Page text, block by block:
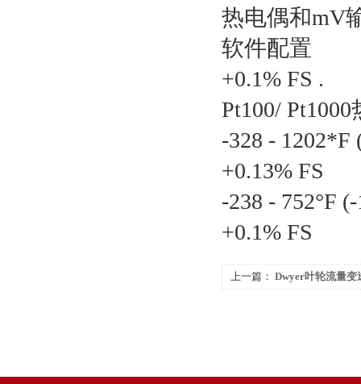
热电偶和mV
软件配置
+0.1% FS .
Pt100/
-328 - 1202*F
+0.13% FS
-238 - 752°F
+0.1% FS
上一篇： Dwyer叶轮流量变